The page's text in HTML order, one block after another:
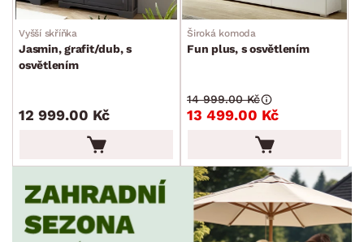
ROZMĚRY
min. cm max.
min. cm max. cm
MATERIÁL
FUNKCE
POVRCHOVÁ ÚPRAVA
STYL
Vyšší skříňka
Jasmin, grafit/dub, s
osvětlením
12 999.00 Kč
Široká komoda
Fun plus, s osvětlením
13 499.00 Kč
14 999.00 Kč